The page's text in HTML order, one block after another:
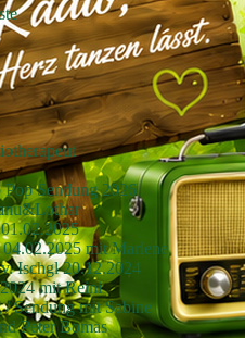
Sendung 2026
mit Marlene
Ischgl 20.12.2024
mit Reini
Sendung mit Sabine
Peter Bomas